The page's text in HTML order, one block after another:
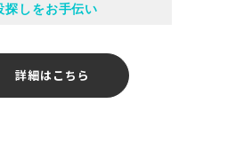
探しをお手伝い
詳細はこちら